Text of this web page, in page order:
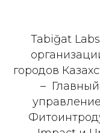
Tabiğat
городов
–